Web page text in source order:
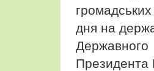
дня на
Президента